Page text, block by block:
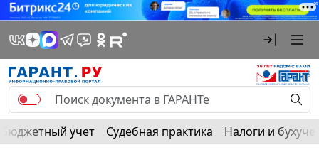
Бюджетный учет Судебная практика Налоги и